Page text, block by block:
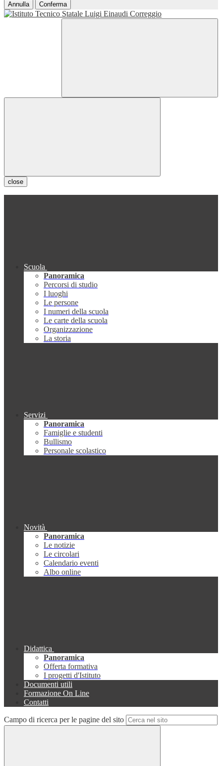
Annulla Conferma
close
Scuola
Panoramica
Percorsi di studio
I luoghi
Le persone
I numeri della scuola
Le carte della scuola
Organizzazione
La storia
Servizi
Panoramica
Famiglie e studenti
Bullismo
Personale scolastico
Novità
Panoramica
Le notizie
Le circolari
Calendario eventi
Albo online
Didattica
Panoramica
Offerta formativa
I progetti d'Istituto
Documenti utili
Formazione On Line
Contatti
Campo di ricerca per le pagine del sito